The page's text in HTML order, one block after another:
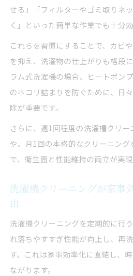
メンテナンスパック選び
洗濯機クリーニングサー
確認
率化
る方法
異音発生時の洗濯機クリ
ント
洗濯機クリーニングがト
せる」「フィルターやゴミ取りネ
く」といった簡単な作業でも十分効
これらを習慣にすることで、カビ
を抑え、洗濯物の仕上がりも格段
ラム式洗濯機の場合、ヒートポン
のホコリ詰まりを防ぐために、日
除が重要です。
さらに、週1回程度の洗濯槽クリー
や、月1回の本格的なクリーニング
で、衛生面と性能維持の両立が実現
洗濯機クリーニングが家事
由
洗濯機クリーニングを定期的に行
れ落ちやすすぎ性能が向上し、再
す。これは家事効率化に直結し、
ながります。